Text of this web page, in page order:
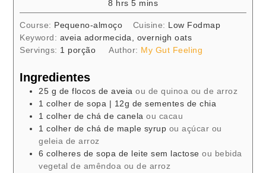
8 hours
hrs 5minutes
mins
Course: Pequeno-almoço Cuisine: Low Fodmap
Keyword: aveia adormecida, overnigh oats
Servings: 1 porção Author: My Gut Feeling
Ingredientes
25 g de flocos de aveia ou de quinoa ou de arroz
1 colher de sopa | 12g de sementes de chia
1 colher de cháde canela ou cacau
1 colher de cháde maple syrup ou açúcar ou
geleia de arroz
6 colheres de sopa de leite sem lactose ou bebida
vegetal de amêndoa ou de arroz